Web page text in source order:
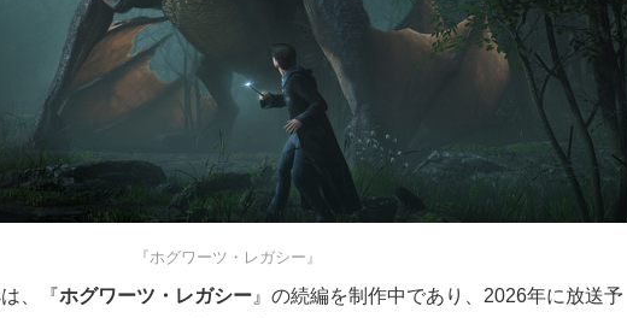
『ホグワーツ・レガシー』
、『ホグワーツ・レガシー 』の続編を制作中であり、2026年に放送予